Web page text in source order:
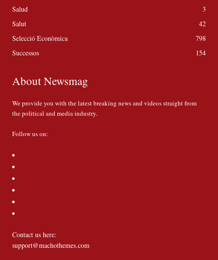
Salud
3
Salut
42
Selecció Econòmica
798
Successos
154
About Newsmag
We provide you with the latest breaking news and videos straight from
the political and media industry.
Follow us on:
Contact us here:
support@machothemes.com